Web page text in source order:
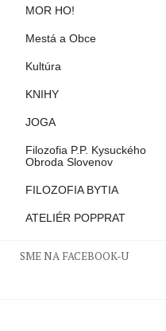
MOR HO!
Mestá a Obce
Kultúra
KNIHY
JOGA
Filozofia P.P. Kysuckého
Obroda Slovenov
FILOZOFIA BYTIA
ATELIÉR POPPRAT
SME NA FACEBOOK-U